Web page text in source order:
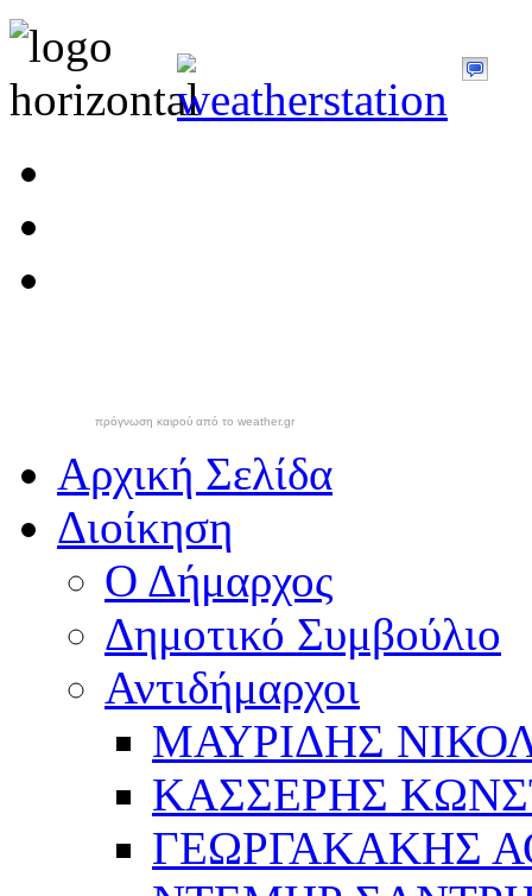
πρόγνωση καιρού από το weather.gr
Αρχική Σελίδα
Διοίκηση
Ο Δήμαρχος
Δημοτικό Συμβούλιο
Αντιδήμαρχοι
ΜΑΥΡΙΔΗΣ
ΚΑΣΣΕΡΗΣ
ΓΕΩΡΓΑΚΑΚΗΣ